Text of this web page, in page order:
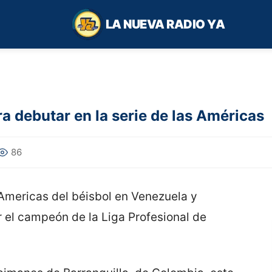
LA NUEVA RADIO YA
debutar en la serie de las Américas
86
del béisbol en Venezuela y
campeón de la Liga Profesional de